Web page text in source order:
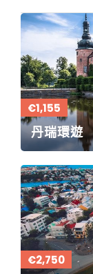
€1,155
丹瑞環遊
€2,750